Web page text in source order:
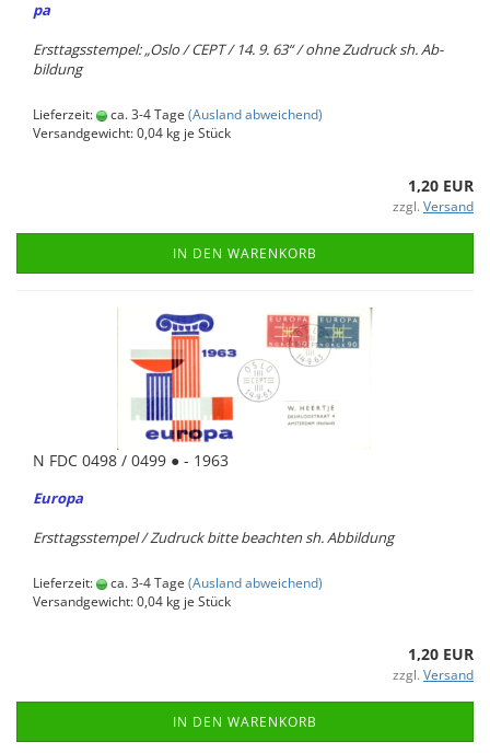
pa
Erst­tags­stem­pel: „Oslo / CEPT / 14. 9. 63“ / ohne Zu­druck sh. Ab­
bil­dung
Lieferzeit: ca. 3-4 Tage (Ausland abweichend)
Versandgewicht:0,04 kg je Stück
1,20 EUR
zzgl. Versand
IN DEN WARENKORB
N FDC 0498 / 0499 ● - 1963
Eu­ro­pa
Erst­tags­stem­pel / Zu­druck bitte be­ach­ten sh. Ab­bil­dung
Lieferzeit: ca. 3-4 Tage (Ausland abweichend)
Versandgewicht:0,04 kg je Stück
1,20 EUR
zzgl. Versand
IN DEN WARENKORB